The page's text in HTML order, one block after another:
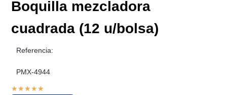
Boquilla mezcladora
cuadrada (12 u/bolsa)
Referencia:
PMX-4944
★★★★★